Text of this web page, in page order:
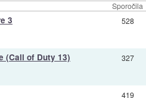
Sporočila
3 528
(Call of Duty 13) 327
419